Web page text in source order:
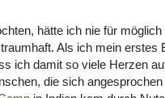
hätte ich nie für
Als ich mein erstes
ich damit so viele Herzen
die sich